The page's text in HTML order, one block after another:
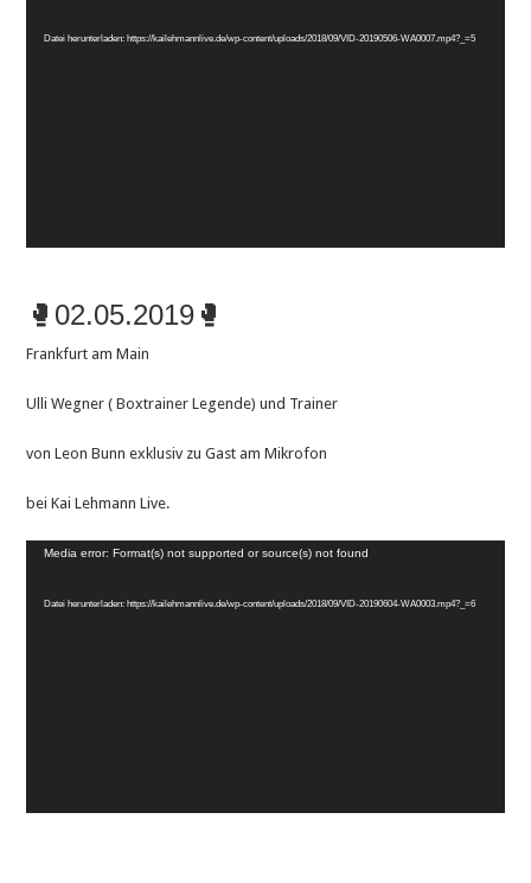
Datei herunterladen: https://kailehmannlive.de/wp-content/uploads/2018/09/VID-20190506-WA0007.mp4?_=5
🥊02.05.2019🥊
Frankfurt am Main
Ulli Wegner ( Boxtrainer Legende) und Trainer
von Leon Bunn exklusiv zu Gast am Mikrofon
bei Kai Lehmann Live.
Video-
Media error: Format(s) not supported or source(s) not found
Datei herunterladen: https://kailehmannlive.de/wp-content/uploads/2018/09/VID-20190604-WA0003.mp4?_=6